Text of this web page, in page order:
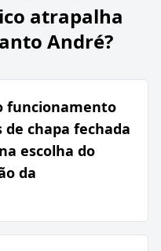
atrapalha
André?
funcionamento
chapa fechada
escolha do
da